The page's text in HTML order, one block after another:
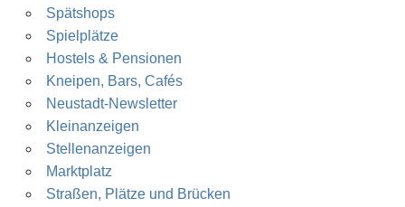
Spätshops
Spielplätze
Hostels & Pensionen
Kneipen, Bars, Cafés
Neustadt-Newsletter
Kleinanzeigen
Stellenanzeigen
Marktplatz
Straßen, Plätze und Brücken